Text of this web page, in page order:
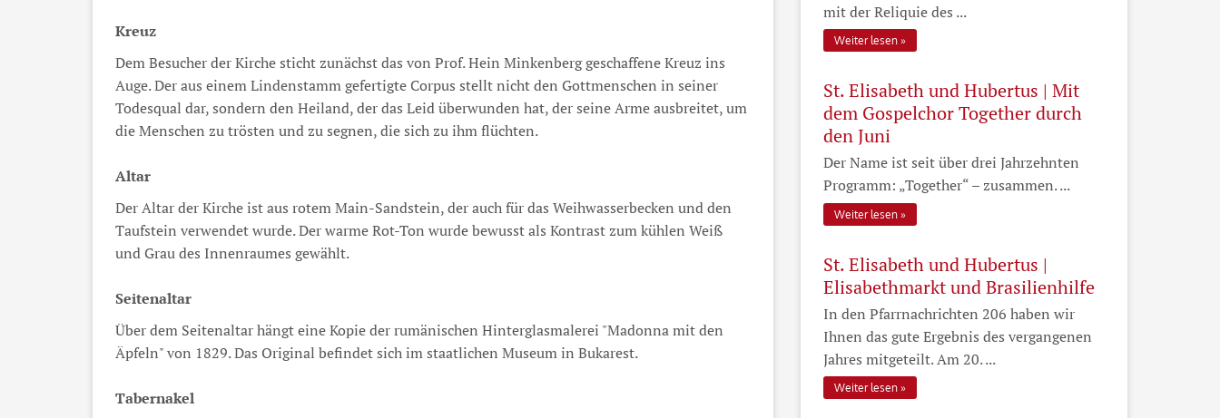
Kreuz
Dem Besucher der Kirche sticht zunächst das von Prof. Hein Minkenberg geschaffene Kreuz ins
Auge. Der aus einem Lindenstamm gefertigte Corpus stellt nicht den Gottmenschen in seiner
Todesqual dar, sondern den Heiland, der das Leid überwunden hat, der seine Arme ausbreitet, um
die Menschen zu trösten und zu segnen, die sich zu ihm flüchten.
Altar
Der Altar der Kirche ist aus rotem Main-Sandstein, der auch für das Weihwasserbecken und den
Taufstein verwendet wurde. Der warme Rot-Ton wurde bewusst als Kontrast zum kühlen Weiß
und Grau des Innenraumes gewählt.
Seitenaltar
Über dem Seitenaltar hängt eine Kopie der rumänischen Hinterglasmalerei "Madonna mit den
Äpfeln" von 1829. Das Original befindet sich im staatlichen Museum in Bukarest.
Tabernakel
mit der Reliquie des ...
Weiter lesen
St. Elisabeth und Hubertus | Mit
dem Gospelchor Together durch
den Juni
Der Name ist seit über drei Jahrzehnten
Programm: „Together“ – zusammen. ...
Weiter lesen
St. Elisabeth und Hubertus |
Elisabethmarkt und Brasilienhilfe
In den Pfarrnachrichten 206 haben wir
Ihnen das gute Ergebnis des vergangenen
Jahres mitgeteilt. Am 20. ...
Weiter lesen